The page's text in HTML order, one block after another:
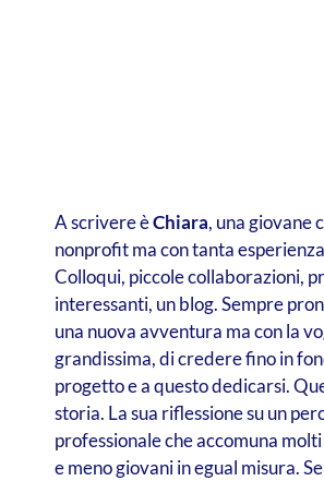
A scrivere èChiara, una giovane
nonprofit ma con tanta
Colloqui, piccole collaborazioni,
interessanti, un blog. Sempre
una nuova avventura ma con la
grandissima, di credere fino in
progetto e a questo dedicarsi.
storia. La sua riflessione su un
professionale che accomuna
e meno giovani in egual misura.